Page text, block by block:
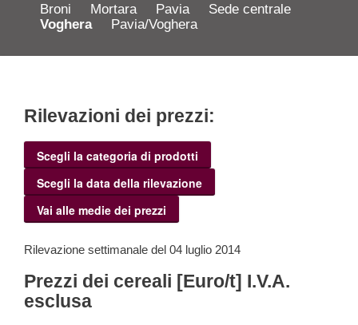
Broni Mortara Pavia
Sede centrale
Voghera
Pavia/Voghera
Rilevazioni dei prezzi:
Scegli la categoria di prodotti
Scegli la data della rilevazione
Vai alle medie dei prezzi
Rilevazione settimanale del 04 luglio 2014
Prezzi dei cereali [Euro/t] I.V.A.
esclusa